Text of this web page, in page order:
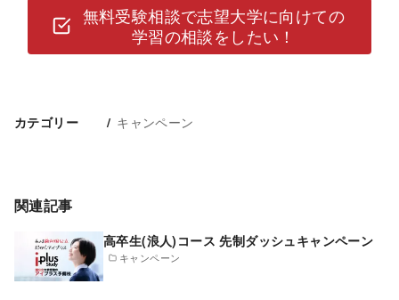
無料受験相談で志望大学に向けての
学習の相談をしたい！
カテゴリー キャンペーン
関連記事
キャンペーン
高卒生(浪人)コース 先制ダッシュキャンペーン